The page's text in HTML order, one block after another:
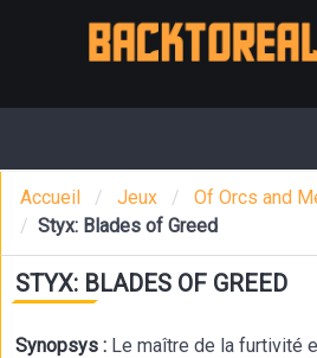
Accueil Jeux
Of Orcs and
Styx: Blades of Greed
STYX: BLADES OF GREED
Synopsys : Le maître de la furtivité